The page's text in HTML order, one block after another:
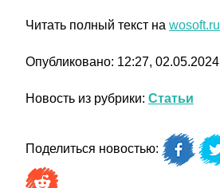
Читать полный текст на wosoft.ru
Опубликовано: 12:27, 02.05.2024
Новость из рубрики: Статьи
Поделиться новостью: